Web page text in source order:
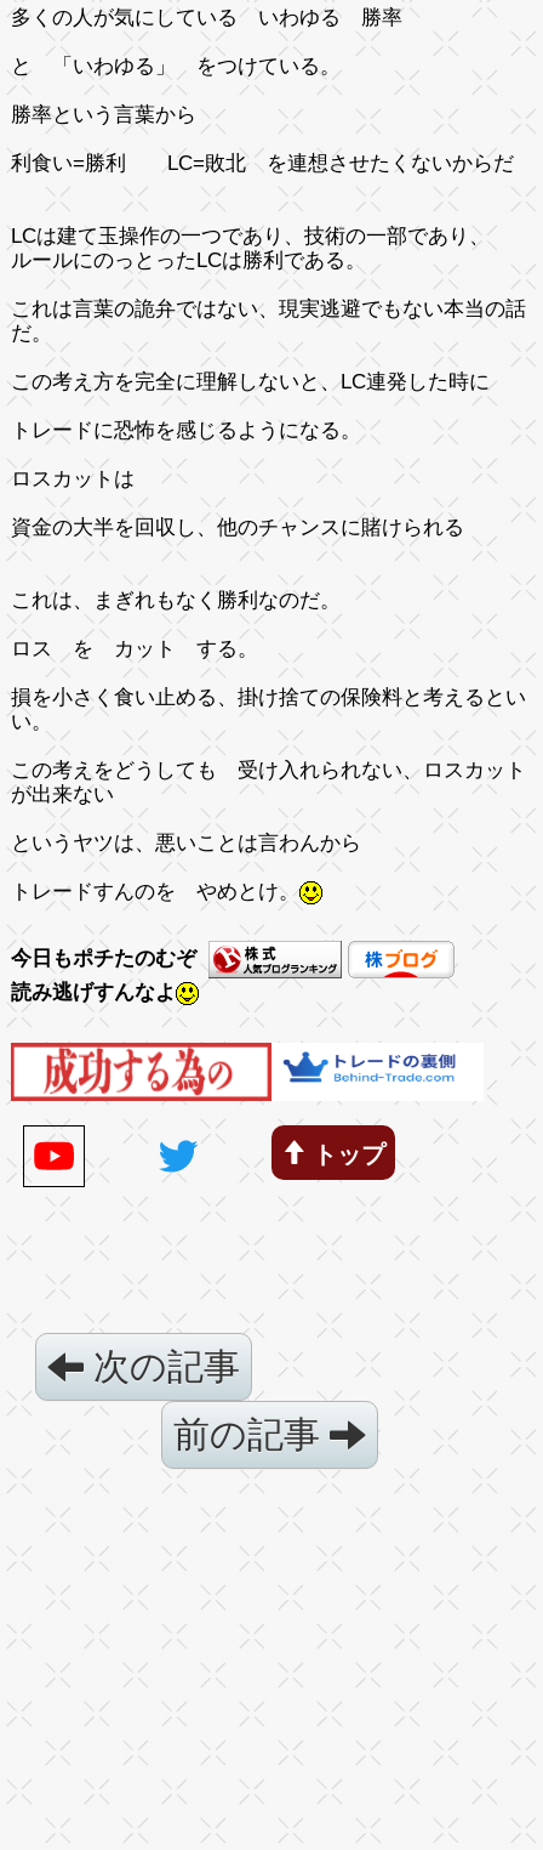
多くの人が気にしている いわゆる 勝率
と 「いわゆる」 をつけている。
勝率という言葉から
利食い=勝利 LC=敗北 を連想させたくないからだ
LCは建て玉操作の一つであり、技術の一部であり、
ルールにのっとったLCは勝利である。
これは言葉の詭弁ではない、現実逃避でもない本当の話
だ。
この考え方を完全に理解しないと、LC連発した時に
トレードに恐怖を感じるようになる。
ロスカットは
資金の大半を回収し、他のチャンスに賭けられる
これは、まぎれもなく勝利なのだ。
ロス を カット する。
損を小さく食い止める、掛け捨ての保険料と考えるとい
い。
この考えをどうしても 受け入れられない、ロスカット
が出来ない
というヤツは、悪いことは言わんから
トレードすんのを やめとけ。
今日もポチたのむぞ
読み逃げすんなよ
トップ
次の記事
前の記事